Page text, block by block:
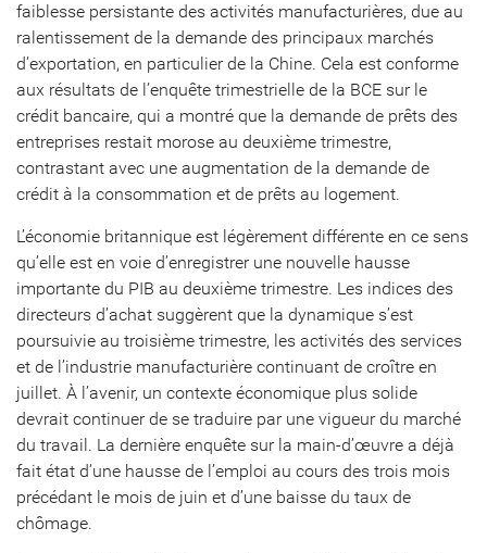
faiblesse persistante des activités manufacturières, due au
ralentissement de la demande des principaux marchés
d’exportation, en particulier de la Chine. Cela est conforme
aux résultats de l’enquête trimestrielle de la BCE sur le
crédit bancaire, qui a montré que la demande de prêts des
entreprises restait morose au deuxième trimestre,
contrastant avec une augmentation de la demande de
crédit à la consommation et de prêts au logement.
L’économie britannique est légèrement différente en ce sens
qu’elle est en voie d’enregistrer une nouvelle hausse
importante du PIB au deuxième trimestre. Les indices des
directeurs d’achat suggèrent que la dynamique s’est
poursuivie au troisième trimestre, les activités des services
et de l’industrie manufacturière continuant de croître en
juillet. À l’avenir, un contexte économique plus solide
devrait continuer de se traduire par une vigueur du marché
du travail. La dernière enquête sur la main-d’œuvre a déjà
fait état d’une hausse de l’emploi au cours des trois mois
précédant le mois de juin et d’une baisse du taux de
chômage.